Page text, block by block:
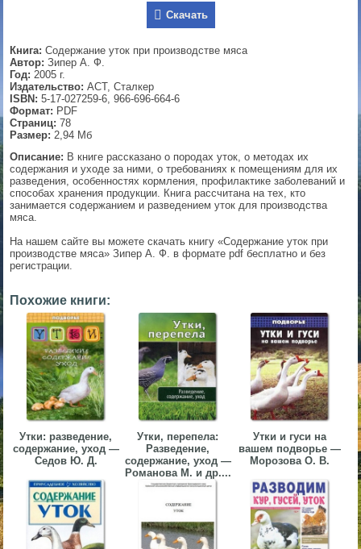
Скачать
Книга: Содержание уток при производстве мяса
Автор: Зипер А. Ф.
Год: 2005 г.
Издательство: АСТ, Сталкер
ISBN: 5-17-027259-6, 966-696-664-6
Формат: PDF
Страниц: 78
Размер: 2,94 Мб
Описание: В книге рассказано о породах уток, о методах их
содержания и уходе за ними, о требованиях к помещениям для их
разведения, особенностях кормления, профилактике заболеваний и
способах хранения продукции. Книга рассчитана на тех, кто
занимается содержанием и разведением уток для производства
мяса.
На нашем сайте вы можете скачать книгу «Содержание уток при
производстве мяса» Зипер А. Ф. в формате pdf бесплатно и без
регистрации.
Похожие книги:
Утки: разведение,
содержание, уход —
Седов Ю. Д.
Утки, перепела:
Разведение,
содержание, уход —
Романова М. и др....
Утки и гуси на
вашем подворье —
Морозова О. В.
▼
▼
▼
▼
▼
▼